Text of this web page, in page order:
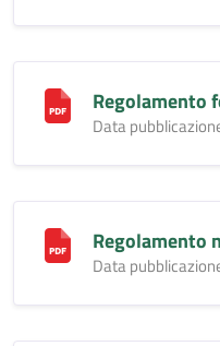
Regolamento
Data
Regolamento
Data